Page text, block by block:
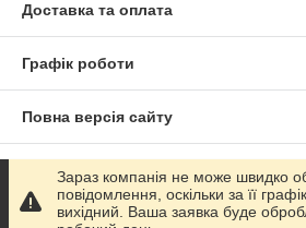
Доставка та оплата
Графік роботи
Повна версія сайту
Сайт створено на маркетплейсі
Політика конфіденційності
Зараз компанія не може швидко
повідомлення, оскільки за її
вихідний. Ваша заявка буде